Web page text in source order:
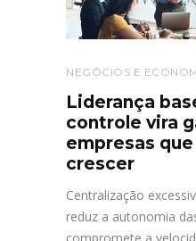
NEGÓCIOS E
Liderança
controle vira
empresas
crescer
Centralização
reduz a autonomia
compromete a